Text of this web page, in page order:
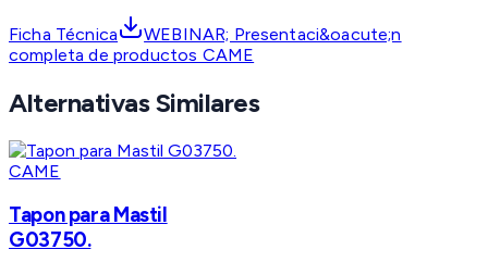
Ficha Técnica
WEBINAR; Presentaci&oacute;n
completa de productos CAME
Alternativas Similares
CAME
Tapon para Mastil
G03750.